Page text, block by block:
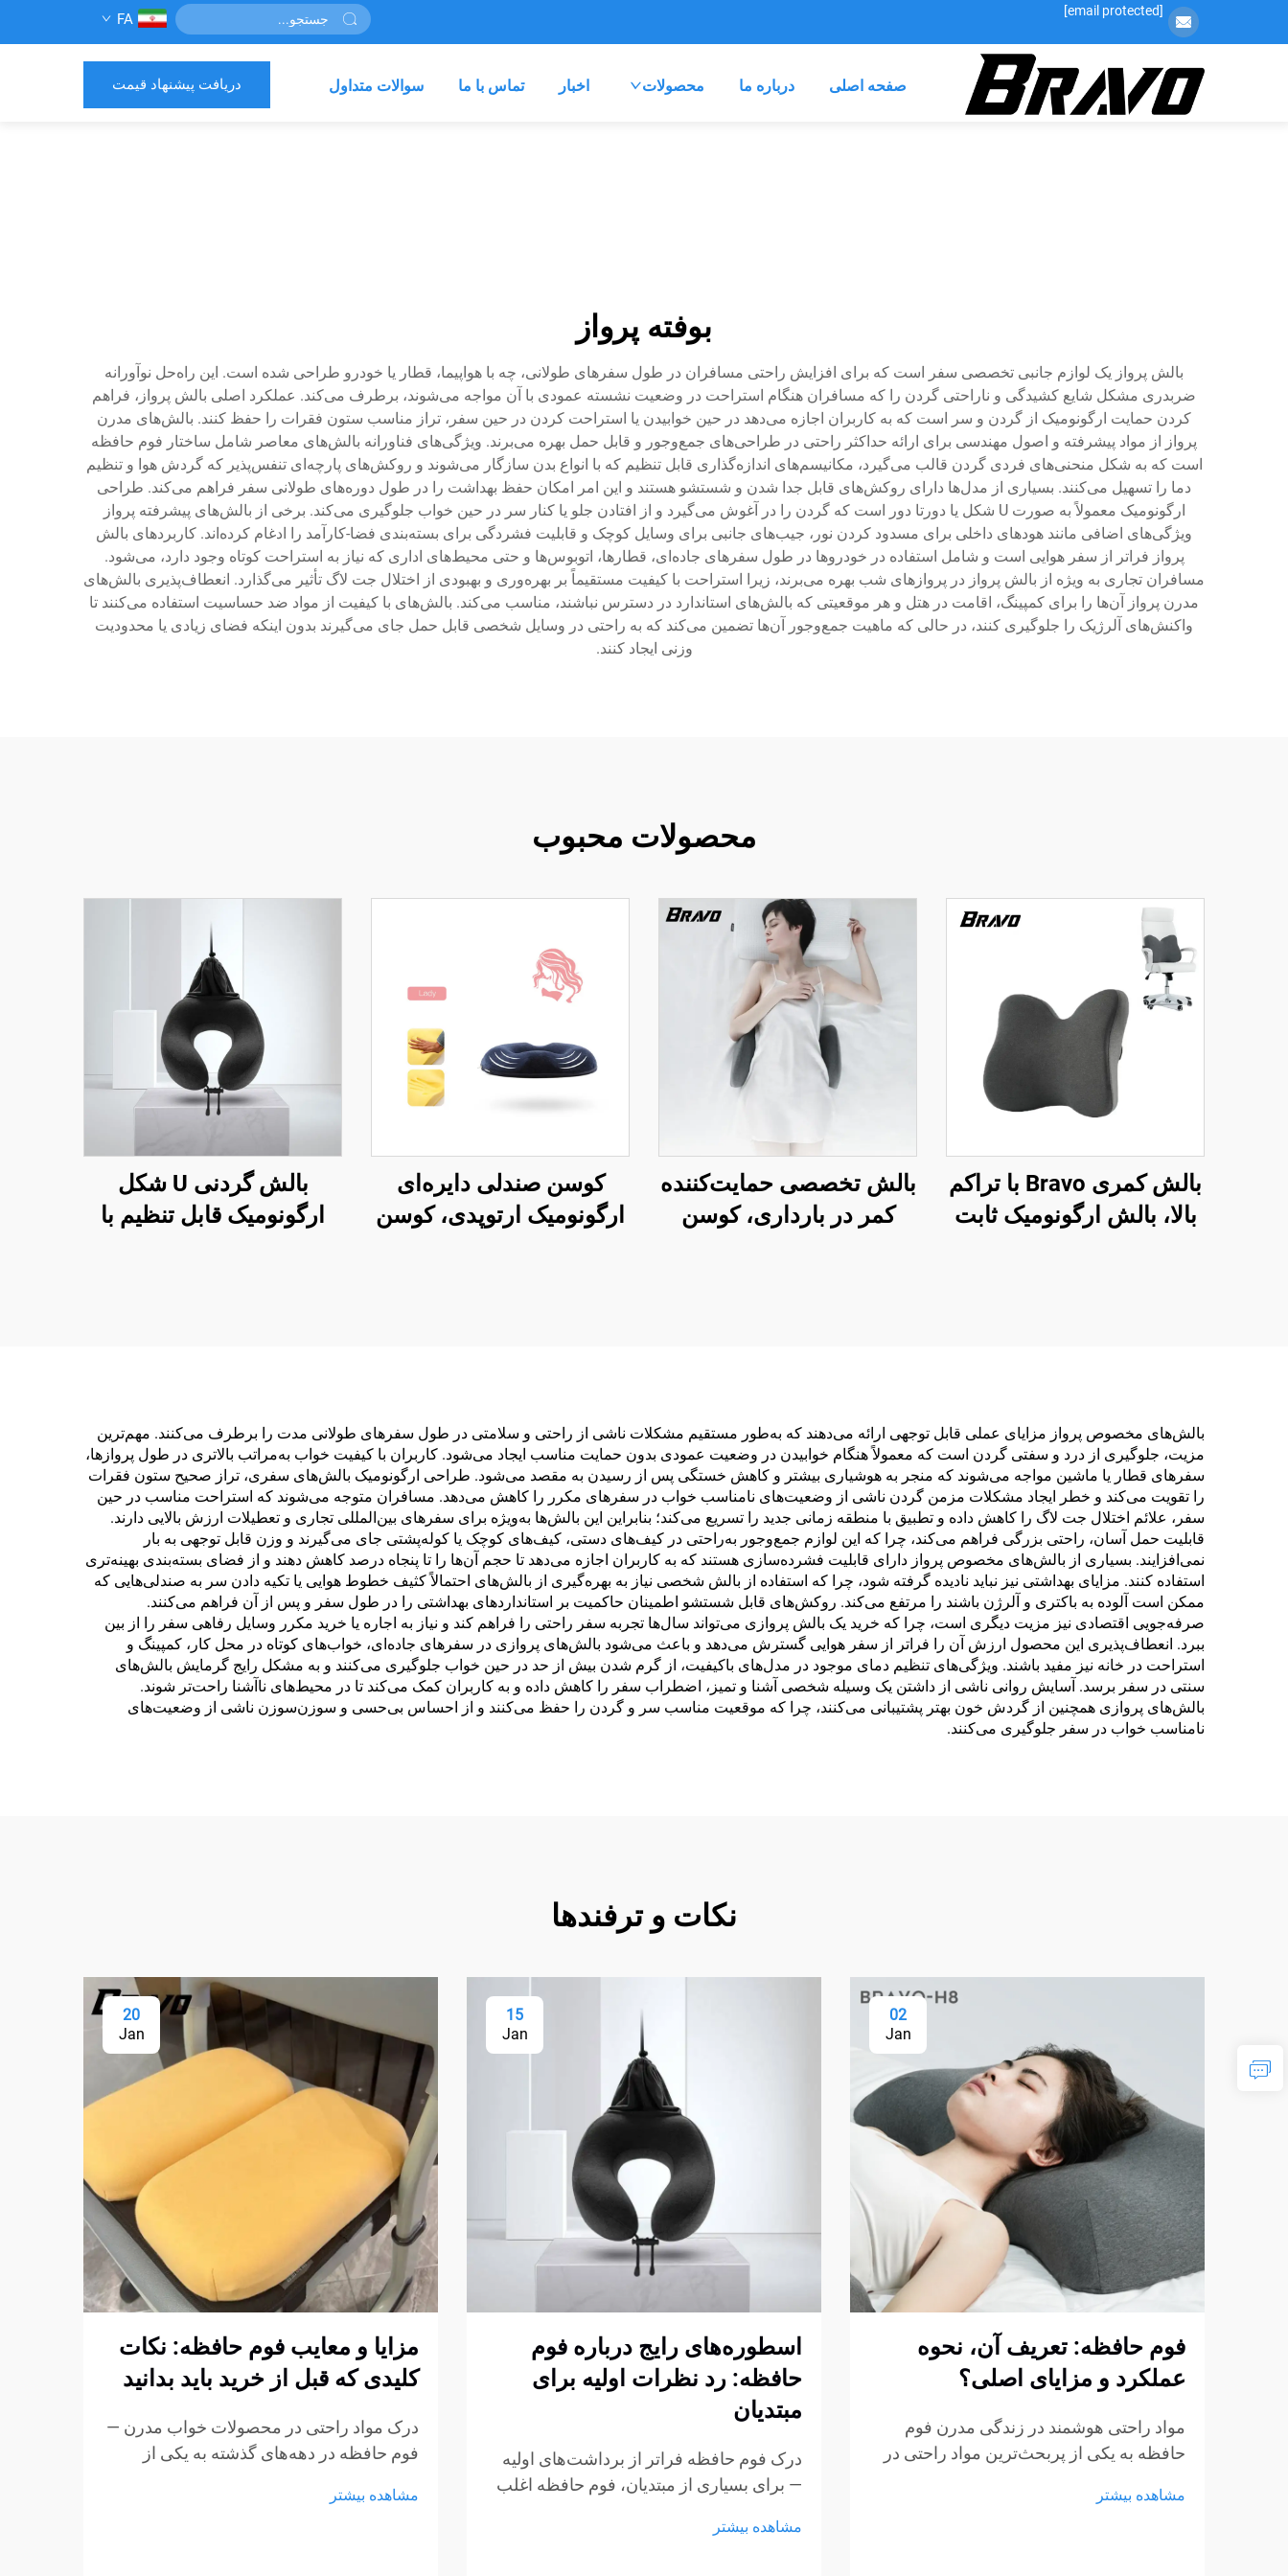
[email protected]
FA
صفحه اصلی درباره ما محصولات اخبار تماس با ما سوالات متداول دریافت پیشنهاد قیمت
بوفته پرواز
بالش پرواز یک لوازم جانبی تخصصی سفر است که برای افزایش راحتی مسافران در طول سفرهای طولانی، چه با هواپیما، قطار یا خودرو طراحی شده است. این راه‌حل نوآورانه
ضربدری مشکل شایع کشیدگی و ناراحتی گردن را که مسافران هنگام استراحت در وضعیت نشسته عمودی با آن مواجه می‌شوند، برطرف می‌کند. عملکرد اصلی بالش پرواز، فراهم
کردن حمایت ارگونومیک از گردن و سر است که به کاربران اجازه می‌دهد در حین خوابیدن یا استراحت کردن در حین سفر، تراز مناسب ستون فقرات را حفظ کنند. بالش‌های مدرن
پرواز از مواد پیشرفته و اصول مهندسی برای ارائه حداکثر راحتی در طراحی‌های جمع‌وجور و قابل حمل بهره می‌برند. ویژگی‌های فناورانه بالش‌های معاصر شامل ساختار فوم حافظه
است که به شکل منحنی‌های فردی گردن قالب می‌گیرد، مکانیسم‌های اندازه‌گذاری قابل تنظیم که با انواع بدن سازگار می‌شوند و روکش‌های پارچه‌ای تنفس‌پذیر که گردش هوا و تنظیم
دما را تسهیل می‌کنند. بسیاری از مدل‌ها دارای روکش‌های قابل جدا شدن و شستشو هستند و این امر امکان حفظ بهداشت را در طول دوره‌های طولانی سفر فراهم می‌کند. طراحی
ارگونومیک معمولاً به صورت U شکل یا دورتا دور است که گردن را در آغوش می‌گیرد و از افتادن جلو یا کنار سر در حین خواب جلوگیری می‌کند. برخی از بالش‌های پیشرفته پرواز
ویژگی‌های اضافی مانند هودهای داخلی برای مسدود کردن نور، جیب‌های جانبی برای وسایل کوچک و قابلیت فشردگی برای بسته‌بندی فضا-کارآمد را ادغام کرده‌اند. کاربردهای بالش
پرواز فراتر از سفر هوایی است و شامل استفاده در خودروها در طول سفرهای جاده‌ای، قطارها، اتوبوس‌ها و حتی محیط‌های اداری که نیاز به استراحت کوتاه وجود دارد، می‌شود.
مسافران تجاری به ویژه از بالش پرواز در پروازهای شب بهره می‌برند، زیرا استراحت با کیفیت مستقیماً بر بهره‌وری و بهبودی از اختلال جت لاگ تأثیر می‌گذارد. انعطاف‌پذیری بالش‌های
مدرن پرواز آن‌ها را برای کمپینگ، اقامت در هتل و هر موقعیتی که بالش‌های استاندارد در دسترس نباشند، مناسب می‌کند. بالش‌های با کیفیت از مواد ضد حساسیت استفاده می‌کنند تا
واکنش‌های آلرژیک را جلوگیری کنند، در حالی که ماهیت جمع‌وجور آن‌ها تضمین می‌کند که به راحتی در وسایل شخصی قابل حمل جای می‌گیرند بدون اینکه فضای زیادی یا محدودیت
وزنی ایجاد کنند.
محصولات محبوب
بالش کمری Bravo با تراکم
بالا، بالش ارگونومیک ثابت
بالش تخصصی حمایت‌کننده
کمر در بارداری، کوسن
کوسن صندلی دایره‌ای
ارگونومیک ارتوپدی، کوسن
بالش گردنی U شکل
ارگونومیک قابل تنظیم با
بالش‌های مخصوص پرواز مزایای عملی قابل توجهی ارائه می‌دهند که به‌طور مستقیم مشکلات ناشی از راحتی و سلامتی در طول سفرهای طولانی مدت را برطرف می‌کنند. مهم‌ترین
مزیت، جلوگیری از درد و سفتی گردن است که معمولاً هنگام خوابیدن در وضعیت عمودی بدون حمایت مناسب ایجاد می‌شود. کاربران با کیفیت خواب به‌مراتب بالاتری در طول پروازها،
سفرهای قطار یا ماشین مواجه می‌شوند که منجر به هوشیاری بیشتر و کاهش خستگی پس از رسیدن به مقصد می‌شود. طراحی ارگونومیک بالش‌های سفری، تراز صحیح ستون فقرات
را تقویت می‌کند و خطر ایجاد مشکلات مزمن گردن ناشی از وضعیت‌های نامناسب خواب در سفرهای مکرر را کاهش می‌دهد. مسافران متوجه می‌شوند که استراحت مناسب در حین
سفر، علائم اختلال جت لاگ را کاهش داده و تطبیق با منطقه زمانی جدید را تسریع می‌کند؛ بنابراین این بالش‌ها به‌ویژه برای سفرهای بین‌المللی تجاری و تعطیلات ارزش بالایی دارند.
قابلیت حمل آسان، راحتی بزرگی فراهم می‌کند، چرا که این لوازم جمع‌وجور به‌راحتی در کیف‌های دستی، کیف‌های کوچک یا کوله‌پشتی جای می‌گیرند و وزن قابل توجهی به بار
نمی‌افزایند. بسیاری از بالش‌های مخصوص پرواز دارای قابلیت فشرده‌سازی هستند که به کاربران اجازه می‌دهد تا حجم آن‌ها را تا پنجاه درصد کاهش دهند و از فضای بسته‌بندی بهینه‌تری
استفاده کنند. مزایای بهداشتی نیز نباید نادیده گرفته شود، چرا که استفاده از بالش شخصی نیاز به بهره‌گیری از بالش‌های احتمالاً کثیف خطوط هوایی یا تکیه دادن سر به صندلی‌هایی که
ممکن است آلوده به باکتری و آلرژن باشند را مرتفع می‌کند. روکش‌های قابل شستشو اطمینان حاکمیت بر استانداردهای بهداشتی را در طول سفر و پس از آن فراهم می‌کنند.
صرفه‌جویی اقتصادی نیز مزیت دیگری است، چرا که خرید یک بالش پروازی می‌تواند سال‌ها تجربه سفر راحتی را فراهم کند و نیاز به اجاره یا خرید مکرر وسایل رفاهی سفر را از بین
ببرد. انعطاف‌پذیری این محصول ارزش آن را فراتر از سفر هوایی گسترش می‌دهد و باعث می‌شود بالش‌های پروازی در سفرهای جاده‌ای، خواب‌های کوتاه در محل کار، کمپینگ و
استراحت در خانه نیز مفید باشند. ویژگی‌های تنظیم دمای موجود در مدل‌های باکیفیت، از گرم شدن بیش از حد در حین خواب جلوگیری می‌کنند و به مشکل رایج گرمایش بالش‌های
سنتی در سفر برسد. آسایش روانی ناشی از داشتن یک وسیله شخصی آشنا و تمیز، اضطراب سفر را کاهش داده و به کاربران کمک می‌کند تا در محیط‌های ناآشنا راحت‌تر شوند.
بالش‌های پروازی همچنین از گردش خون بهتر پشتیبانی می‌کنند، چرا که موقعیت مناسب سر و گردن را حفظ می‌کنند و از احساس بی‌حسی و سوزن‌سوزن ناشی از وضعیت‌های
نامناسب خواب در سفر جلوگیری می‌کنند.
نکات و ترفندها
02
Jan
فوم حافظه: تعریف آن، نحوه
عملکرد و مزایای اصلی؟
مواد راحتی هوشمند در زندگی مدرن فوم
حافظه به یکی از پربحث‌ترین مواد راحتی در
شخصی تبدیل شده است. از تشک‌ها و بالش‌ها
مشاهده بیشتر
15
Jan
اسطوره‌های رایج درباره فوم
حافظه: رد نظرات اولیه برای
مبتدیان
درک فوم حافظه فراتر از برداشت‌های اولیه
— برای بسیاری از مبتدیان، فوم حافظه اغلب
تبلیغات، گفتگوهای غیررسمی یا تجربیات کوتاه
مشاهده بیشتر
20
Jan
مزایا و معایب فوم حافظه: نکات
کلیدی که قبل از خرید باید بدانید
درک مواد راحتی در محصولات خواب مدرن —
فوم حافظه در دهه‌های گذشته به یکی از
محصولات نشیمن تبدیل شده است.
مشاهده بیشتر